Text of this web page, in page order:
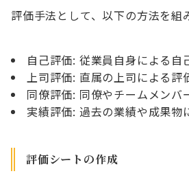
評価手法として、以下の方法を組
自己評価: 従業員自身による自
上司評価: 直属の上司による評
同僚評価: 同僚やチームメンバ
実績評価: 過去の業績や成果物
評価シートの作成